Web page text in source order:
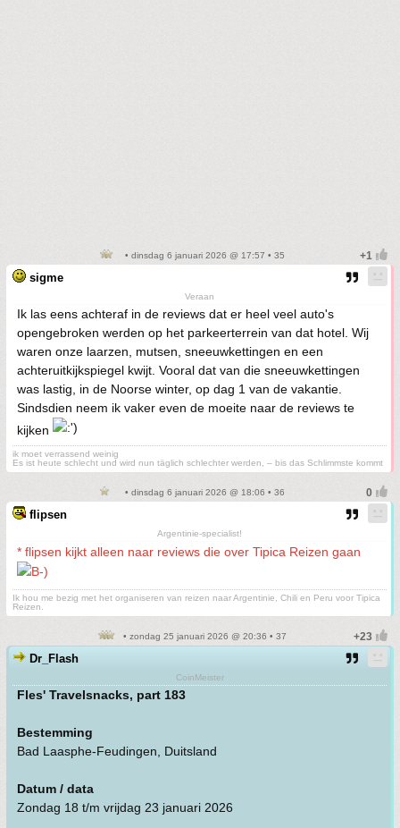
• dinsdag 6 januari 2026 @ 17:57 • 35
sigme
Veraan
Ik las eens achteraf in de reviews dat er heel veel auto's
opengebroken werden op het parkeerterrein van dat hotel. Wij
waren onze laarzen, mutsen, sneeuwkettingen en een
achteruitkijkspiegel kwijt. Vooral dat van die sneeuwkettingen
was lastig, in de Noorse winter, op dag 1 van de vakantie.
Sindsdien neem ik vaker even de moeite naar de reviews te
kijken
ik moet verrassend weinig
Es ist heute schlecht und wird nun täglich schlechter werden, – bis das Schlimmste kommt
• dinsdag 6 januari 2026 @ 18:06 • 36
flipsen
Argentinie-specialist!
* flipsen kijkt alleen naar reviews die over Tipica Reizen gaan
Ik hou me bezig met het organiseren van reizen naar Argentinie, Chili en Peru voor Tipica
Reizen.
• zondag 25 januari 2026 @ 20:36 • 37
Dr_Flash
CoinMeister
Fles' Travelsnacks, part 183
Bestemming
Bad Laasphe-Feudingen, Duitsland
Datum / data
Zondag 18 t/m vrijdag 23 januari 2026